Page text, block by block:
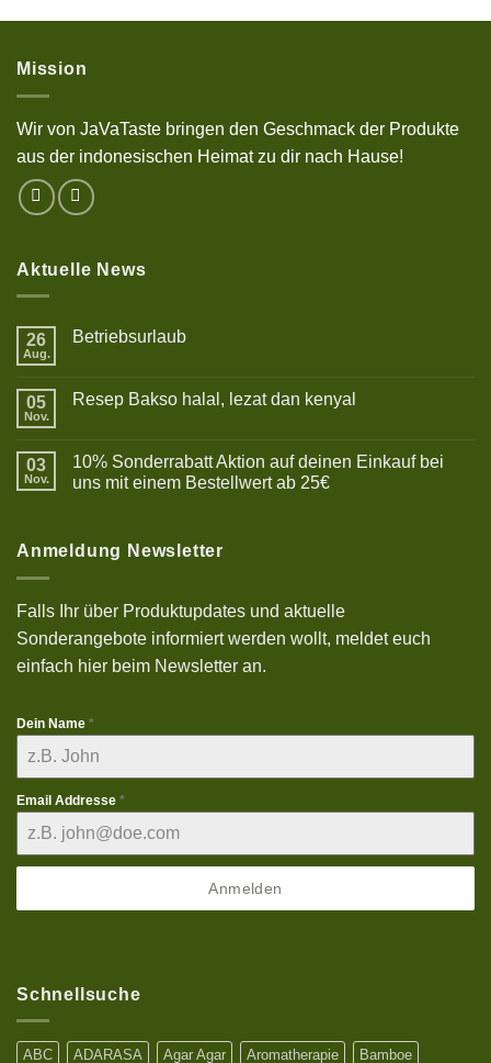
Mission
Wir von JaVaTaste bringen den Geschmack der Produkte
aus der indonesischen Heimat zu dir nach Hause!
Aktuelle News
26
Aug.
Betriebsurlaub
Betriebsurlaub
05
Nov.
Resep Bakso halal, lezat dan kenyal
Resep
Bakso
halal,
03
Nov.
10% Sonderrabatt Aktion auf deinen Einkauf bei
uns mit einem Bestellwert ab 25€
10%
Sonderrabatt
deinen
Einkauf
bei
uns
mit
einem
25€
Anmeldung Newsletter
Falls Ihr über Produktupdates und aktuelle
Sonderangebote informiert werden wollt, meldet euch
einfach hier beim Newsletter an.
Dein Name *
Email Addresse *
Anmelden
Schnellsuche
ABC ADARASA Agar Agar Aromatherapie Bamboe